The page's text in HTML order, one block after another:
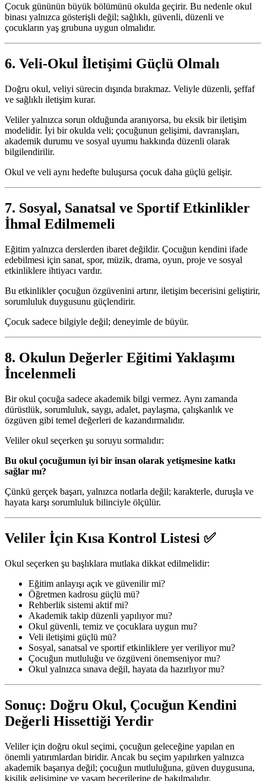
Çocuk gününün büyük bölümünü okulda geçirir. Bu nedenle okul
binası yalnızca gösterişli değil; sağlıklı, güvenli, düzenli ve
çocukların yaş grubuna uygun olmalıdır.
6. Veli-Okul İletişimi Güçlü Olmalı
Doğru okul, veliyi sürecin dışında bırakmaz. Veliyle düzenli, şeffaf
ve sağlıklı iletişim kurar.
Veliler yalnızca sorun olduğunda aranıyorsa, bu eksik bir iletişim
modelidir. İyi bir okulda veli; çocuğunun gelişimi, davranışları,
akademik durumu ve sosyal uyumu hakkında düzenli olarak
bilgilendirilir.
Okul ve veli aynı hedefte buluşursa çocuk daha güçlü gelişir.
7. Sosyal, Sanatsal ve Sportif Etkinlikler
İhmal Edilmemeli
Eğitim yalnızca derslerden ibaret değildir. Çocuğun kendini ifade
edebilmesi için sanat, spor, müzik, drama, oyun, proje ve sosyal
etkinliklere ihtiyacı vardır.
Bu etkinlikler çocuğun özgüvenini artırır, iletişim becerisini geliştirir,
sorumluluk duygusunu güçlendirir.
Çocuk sadece bilgiyle değil; deneyimle de büyür.
8. Okulun Değerler Eğitimi Yaklaşımı
İncelenmeli
Bir okul çocuğa sadece akademik bilgi vermez. Aynı zamanda
dürüstlük, sorumluluk, saygı, adalet, paylaşma, çalışkanlık ve
özgüven gibi temel değerleri de kazandırmalıdır.
Veliler okul seçerken şu soruyu sormalıdır:
Bu okul çocuğumun iyi bir insan olarak yetişmesine katkı
sağlar mı?
Çünkü gerçek başarı, yalnızca notlarla değil; karakterle, duruşla ve
hayata karşı sorumluluk bilinciyle ölçülür.
Veliler İçin Kısa Kontrol Listesi ✅
Okul seçerken şu başlıklara mutlaka dikkat edilmelidir:
Eğitim anlayışı açık ve güvenilir mi?
Öğretmen kadrosu güçlü mü?
Rehberlik sistemi aktif mi?
Akademik takip düzenli yapılıyor mu?
Okul güvenli, temiz ve çocuklara uygun mu?
Veli iletişimi güçlü mü?
Sosyal, sanatsal ve sportif etkinliklere yer veriliyor mu?
Çocuğun mutluluğu ve özgüveni önemseniyor mu?
Okul yalnızca sınava değil, hayata da hazırlıyor mu?
Sonuç: Doğru Okul, Çocuğun Kendini
Değerli Hissettiği Yerdir
Veliler için doğru okul seçimi, çocuğun geleceğine yapılan en
önemli yatırımlardan biridir. Ancak bu seçim yapılırken yalnızca
akademik başarıya değil; çocuğun mutluluğuna, güven duygusuna,
kişilik gelişimine ve yaşam becerilerine de bakılmalıdır.